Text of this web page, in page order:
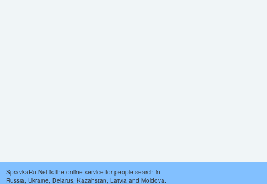
SpravkaRu.Net is the online service for people search in
Russia, Ukraine, Belarus, Kazahstan, Latvia and Moldova.